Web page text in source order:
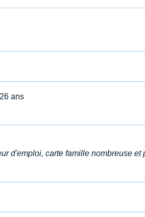
ans
d'emploi, carte famille nombreuse et